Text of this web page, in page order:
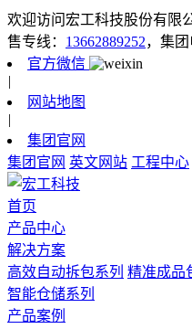
欢迎访问宏工科技股份有限
售专线： 13662889252，集团
官方微信
|
网站地图
|
集团官网
集团官网 英文网站 工程中心
首页
产品中心
解决方案
高效自动拆包系列 精准成品
智能仓储系列
产品案例